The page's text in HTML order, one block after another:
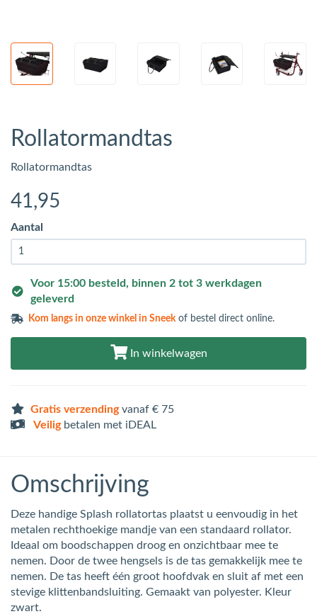
Rollatormandtas
Rollatormandtas
41 ,95
Aantal
Voor 15:00 besteld, binnen 2 tot 3 werkdagen
geleverd
Kom langs inonze winkel in Sneek of bestel direct online.
In winkelwagen
Gratis verzendingvanaf € 75
Veiligbetalen met iDEAL
Omschrijving
Deze handige Splash rollatortas plaatst u eenvoudig in het
metalen rechthoekige mandje van een standaard rollator.
Ideaal om boodschappen droog en onzichtbaar mee te
nemen. Door de twee hengsels is de tas gemakkelijk mee te
nemen. De tas heeft één groot hoofdvak en sluit af met een
stevige klittenbandsluiting. Gemaakt van polyester. Kleur
zwart.